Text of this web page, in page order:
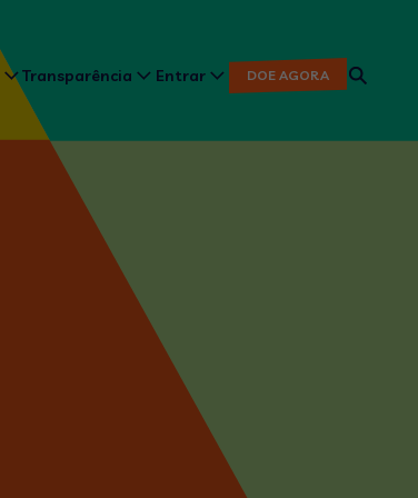
Transparência Entrar DOE AGORA